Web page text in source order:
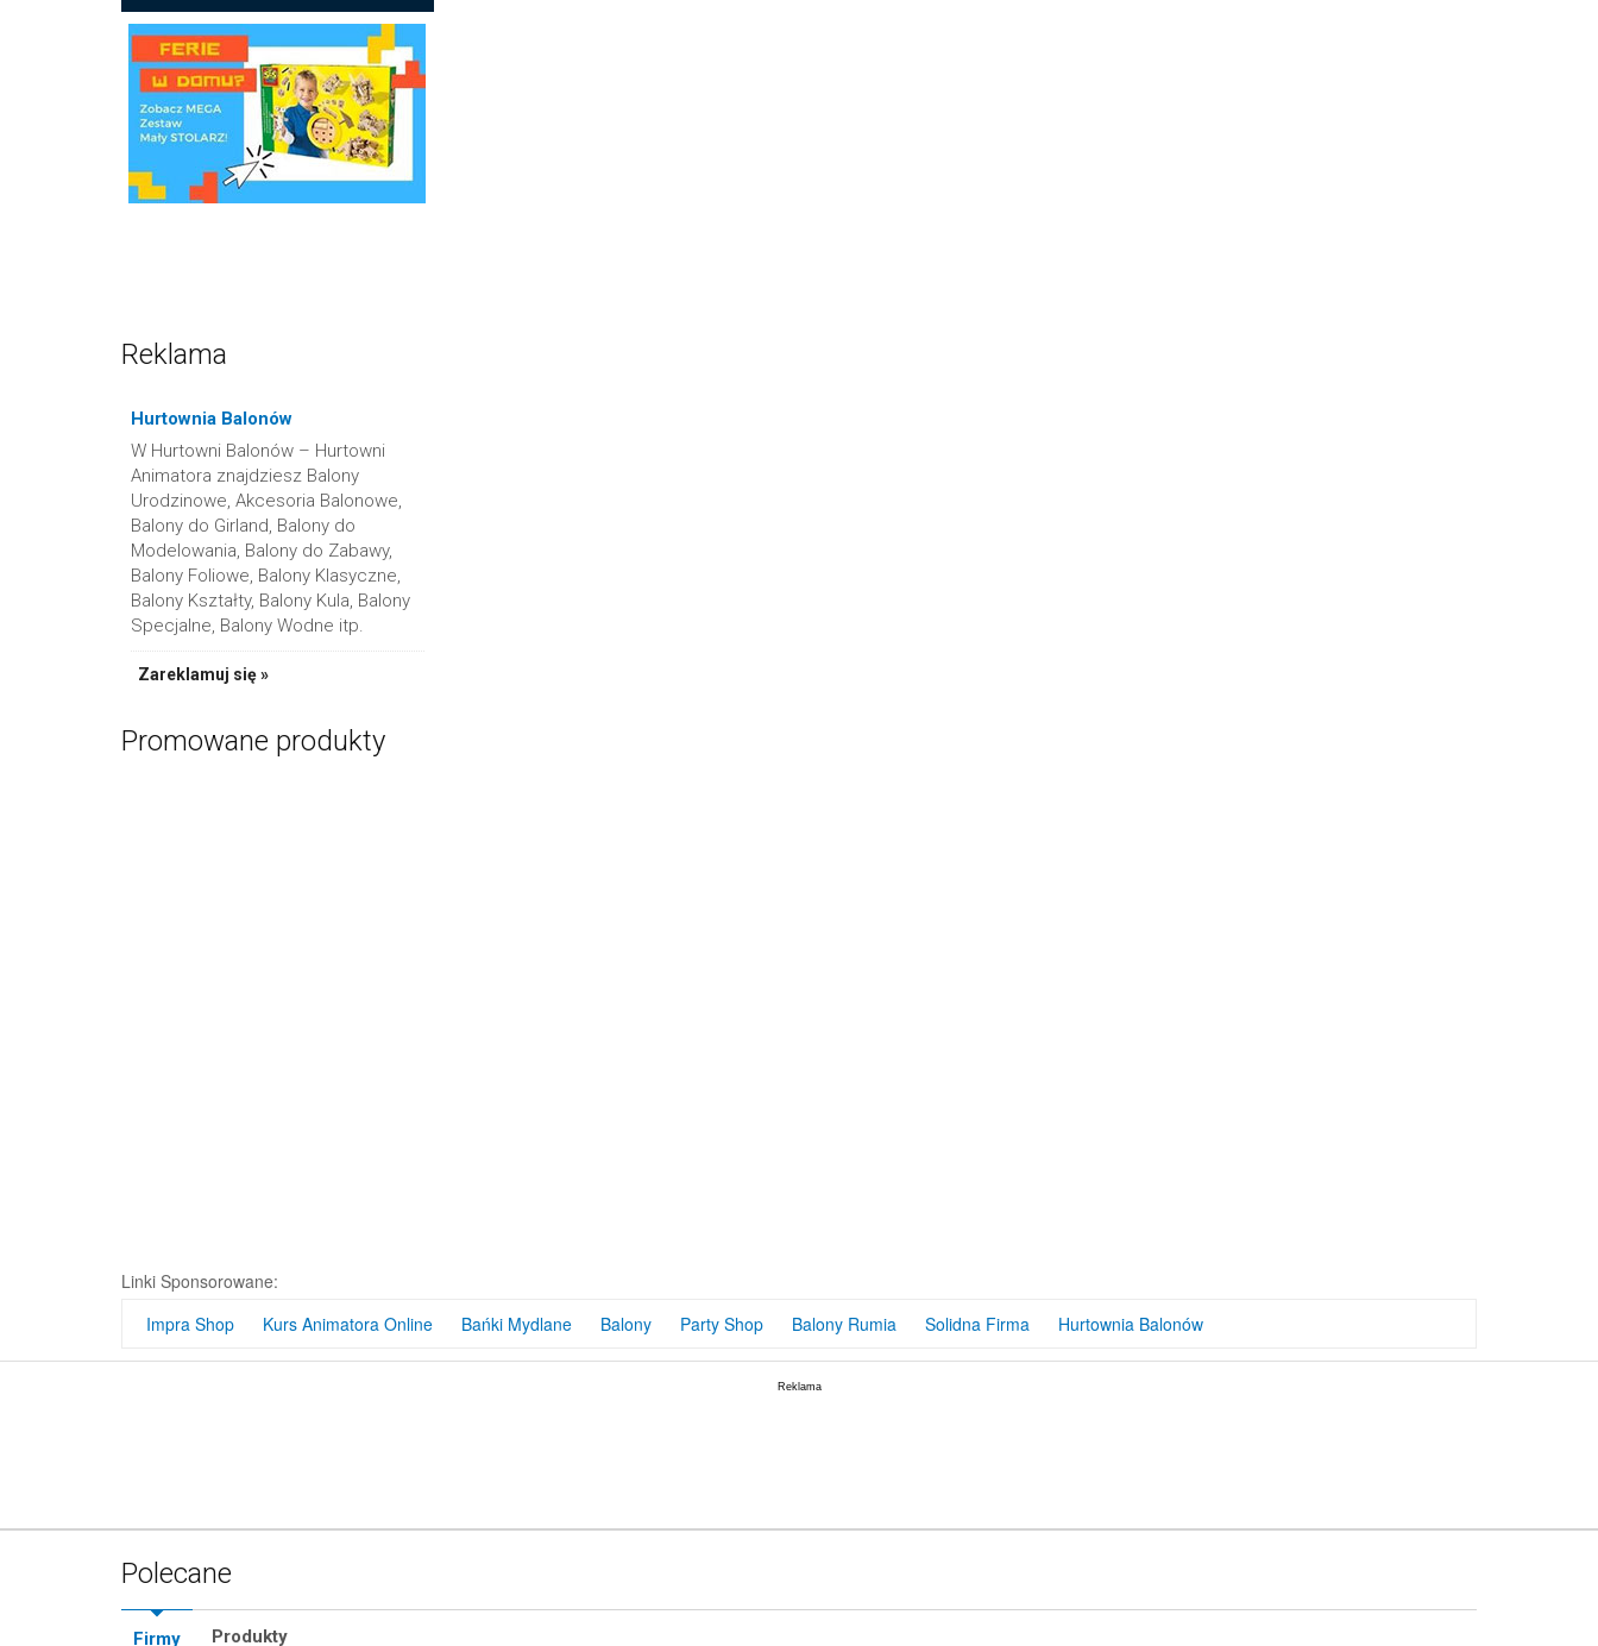
Reklama
Hurtownia Balonów
W Hurtowni Balonów – Hurtowni
Animatora znajdziesz Balony
Urodzinowe, Akcesoria Balonowe,
Balony do Girland, Balony do
Modelowania, Balony do Zabawy,
Balony Foliowe, Balony Klasyczne,
Balony Kształty, Balony Kula, Balony
Specjalne, Balony Wodne itp.
Zareklamuj się »
Promowane produkty
Linki Sponsorowane:
Impra Shop
Kurs Animatora Online Bańki Mydlane Balony Party Shop Balony Rumia Solidna Firma Hurtownia Balonów
Polecane
Firmy Produkty